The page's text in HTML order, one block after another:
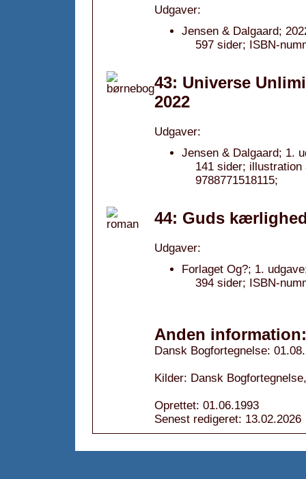
Udgaver:
Jensen & Dalgaard;
597 sider; ISBN-
43: Universe
2022
Udgaver:
Jensen & Dalgaard; 1.
141 sider;
9788771518115;
44: Guds
Udgaver:
Forlaget Og?; 1.
394 sider; ISBN-
Anden information:
Dansk Bogfortegnelse:
Kilder: Dansk
Oprettet: 01.06.1993
Senest redigeret: 13.02.2026